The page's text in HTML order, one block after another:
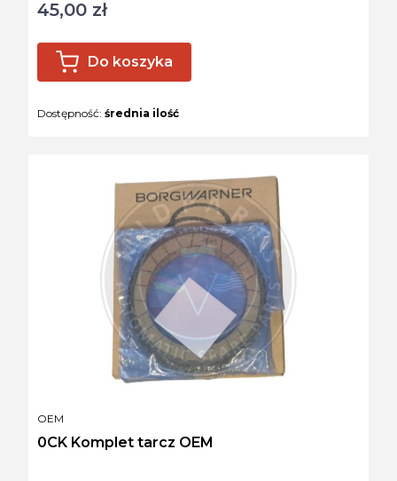
Cena
45,00 zł
Do koszyka
Dostępność: średnia ilość
0CK Komplet tarcz OEM
PRODUCENT
OEM